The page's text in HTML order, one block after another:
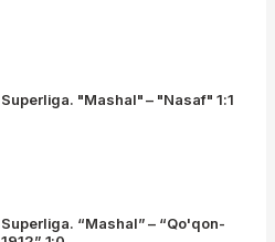
Superliga. "Mashal" – "Nasaf" 1:1
Superliga. “Mashal” – “Qo'qon-